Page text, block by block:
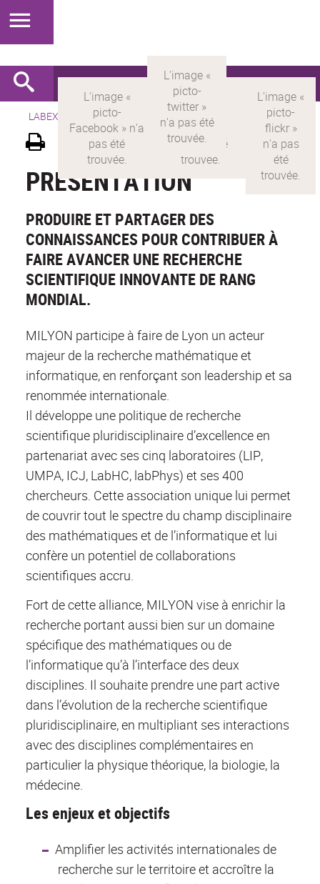
LABEX > LABEX MILYON Version française Présentation
PRÉSENTATION
PRODUIRE ET PARTAGER DES
CONNAISSANCES POUR CONTRIBUER À
FAIRE AVANCER UNE RECHERCHE
SCIENTIFIQUE INNOVANTE DE RANG
MONDIAL.
MILYON participe à faire de Lyon un acteur
majeur de la recherche mathématique et
informatique, en renforçant son leadership et sa
renommée internationale.
Il développe une politique de recherche
scientifique pluridisciplinaire d’excellence en
partenariat avec ses cinq laboratoires (LIP,
UMPA, ICJ, LabHC, labPhys) et ses 400
chercheurs. Cette association unique lui permet
de couvrir tout le spectre du champ disciplinaire
des mathématiques et de l’informatique et lui
confère un potentiel de collaborations
scientifiques accru.
Fort de cette alliance, MILYON vise à enrichir la
recherche portant aussi bien sur un domaine
spécifique des mathématiques ou de
l’informatique qu’à l’interface des deux
disciplines. Il souhaite prendre une part active
dans l’évolution de la recherche scientifique
pluridisciplinaire, en multipliant ses interactions
avec des disciplines complémentaires en
particulier la physique théorique, la biologie, la
médecine.
Les enjeux et objectifs
Amplifier les activités internationales de
recherche sur le territoire et accroître la